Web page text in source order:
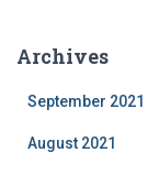
Archives
September 2021
August 2021